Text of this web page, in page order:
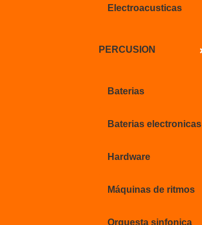
Electroacusticas
PERCUSION
Baterias
Baterias electronicas
Hardware
Máquinas de ritmos
Orquesta sinfonica